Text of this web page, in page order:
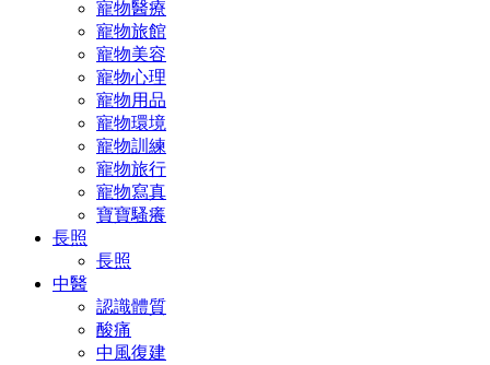
寵物醫療
寵物旅館
寵物美容
寵物心理
寵物用品
寵物環境
寵物訓練
寵物旅行
寵物寫真
寶寶騷癢
長照
長照
中醫
認識體質
酸痛
中風復建